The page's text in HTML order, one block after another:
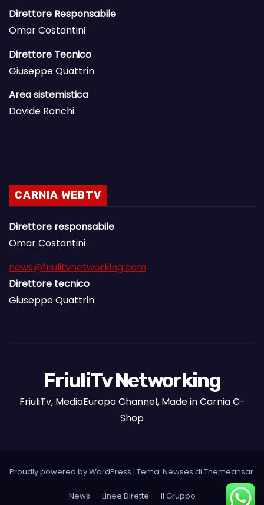
Direttore Responsabile
Omar Costantini
Direttore Tecnico
Giuseppe Quattrin
Area sistemistica
Davide Ronchi
CARNIA WEBTV
Direttore responsabile
Omar Costantini
news@friulitvnetworking.com
Direttore tecnico
Giuseppe Quattrin
FriuliTv Networking
FriuliTv, MediaEuropa Channel, Made in Carnia C-
Shop
Proudly powered by WordPress | Tema: Newses di Themeansar.
News Linee Dirette Il Gruppo